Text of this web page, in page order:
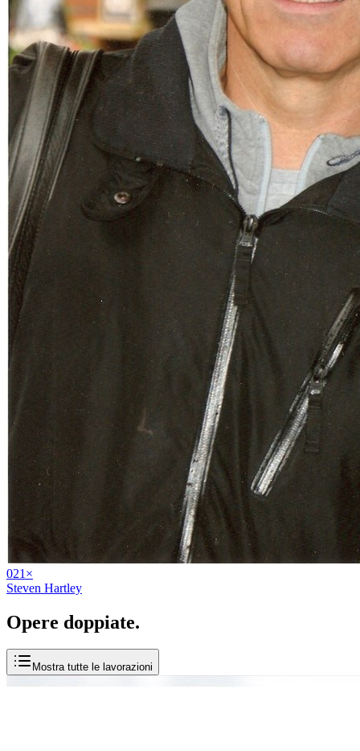
021 ×
Steven Hartley
Opere doppiate.
Mostra tutte le lavorazioni